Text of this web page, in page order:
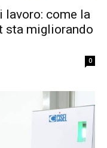
lavoro: come la
sta migliorando
0